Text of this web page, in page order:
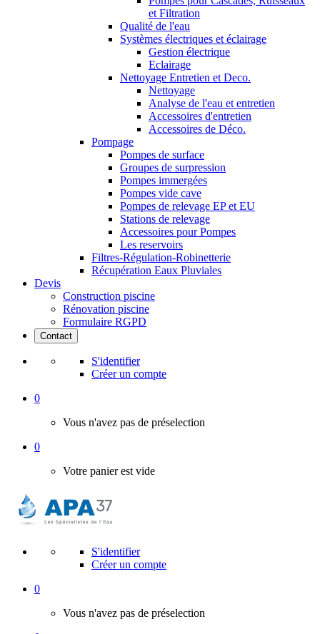
et Filtration
Qualité de l'eau
Systèmes électriques et éclairage
Gestion électrique
Eclairage
Nettoyage Entretien et Deco.
Nettoyage
Analyse de l'eau et entretien
Accessoires d'entretien
Accessoires de Déco.
Pompage
Pompes de surface
Groupes de surpression
Pompes immergées
Pompes vide cave
Pompes de relevage EP et EU
Stations de relevage
Accessoires pour Pompes
Les reservoirs
Filtres-Régulation-Robinetterie
Récupération Eaux Pluviales
Devis
Construction piscine
Rénovation piscine
Formulaire RGPD
Contact
S'identifier
Créer un compte
0
Vous n'avez pas de préselection
0
Votre panier est vide
S'identifier
Créer un compte
0
Vous n'avez pas de préselection